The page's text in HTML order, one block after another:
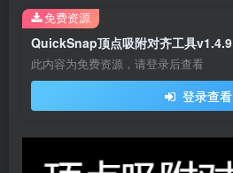
QuickSnap顶点吸附对齐工具v1.4.9
此内容为免费资源，请登录后查看
登录查看
免费资源